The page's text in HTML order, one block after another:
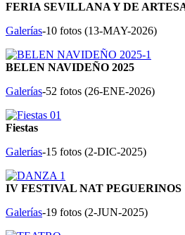
FERIA SEVILLANA Y DE
Galerías-10 fotos (13-MAY-2026)
BELEN NAVIDEÑO 2025
Galerías-52 fotos (26-ENE-2026)
Fiestas
Galerías-15 fotos (2-DIC-2025)
IV FESTIVAL NAT PEGUERINOS
Galerías-19 fotos (2-JUN-2025)